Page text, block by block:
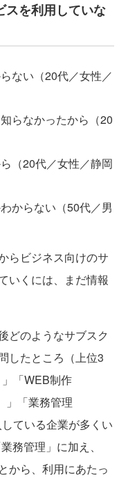
スを利用していな
ない（20代／女性／
らなかったから（20
（20代／女性／静岡
からない（50代／男
らビジネス向けのサ
いくには、まだ情報
どのようなサブスク
したところ（上位3
「WEB制作
」「業務管理
ている企業が多くい
務管理」に加え、
から、利用にあたっ